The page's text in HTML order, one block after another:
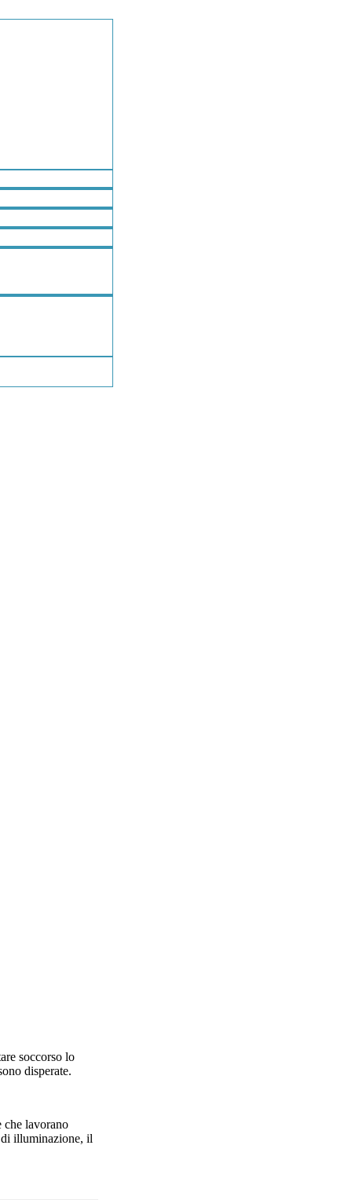
soccorso lo
disperate.
che lavorano
di illuminazione, il